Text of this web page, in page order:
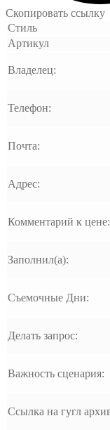
Скопировать ссылку
Стиль
Артикул
Владелец:
Телефон:
Почта:
Адрес:
Комментарий к цене:
Заполнил(а):
Съемочные Дни:
Делать запрос:
Важность сценария:
Ссылка на гугл